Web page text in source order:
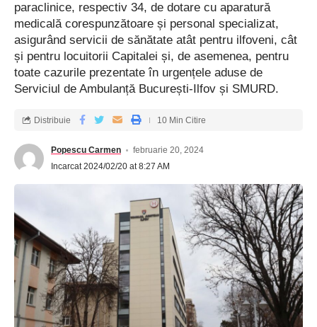
paraclinice, respectiv 34, de dotare cu aparatură
medicală corespunzătoare și personal specializat,
asigurând servicii de sănătate atât pentru ilfoveni, cât
și pentru locuitorii Capitalei și, de asemenea, pentru
toate cazurile prezentate în urgențele aduse de
Serviciul de Ambulanță București-Ilfov și SMURD.
Popescu Carmen
februarie 20, 2024
Incarcat 2024/02/20 at 8:27 AM
Distribuie 10 Min Citire